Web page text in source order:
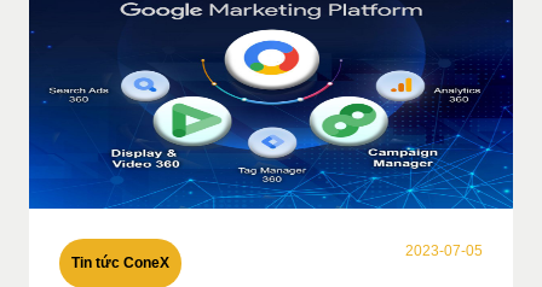
Tin tức ConeX
2023-07-05